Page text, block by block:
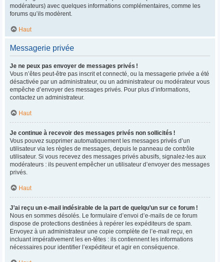
modérateurs) avec quelques informations complémentaires, comme les
forums qu’ils modèrent.
Haut
Messagerie privée
Je ne peux pas envoyer de messages privés !
Vous n’êtes peut-être pas inscrit et connecté, ou la messagerie privée a été
désactivée par un administrateur, ou un administrateur ou modérateur vous
empêche d’envoyer des messages privés. Pour plus d’informations,
contactez un administrateur.
Haut
Je continue à recevoir des messages privés non sollicités !
Vous pouvez supprimer automatiquement les messages privés d’un
utilisateur via les règles de messages, depuis le panneau de contrôle
utilisateur. Si vous recevez des messages privés abusifs, signalez-les aux
modérateurs : ils peuvent empêcher un utilisateur d’envoyer des messages
privés.
Haut
J’ai reçu un e-mail indésirable de la part de quelqu’un sur ce forum !
Nous en sommes désolés. Le formulaire d’envoi d’e-mails de ce forum
dispose de protections destinées à repérer les expéditeurs de spam.
Envoyez à un administrateur une copie complète de l’e-mail reçu, en
incluant impérativement les en-têtes : ils contiennent les informations
nécessaires pour identifier l’expéditeur et agir en conséquence.